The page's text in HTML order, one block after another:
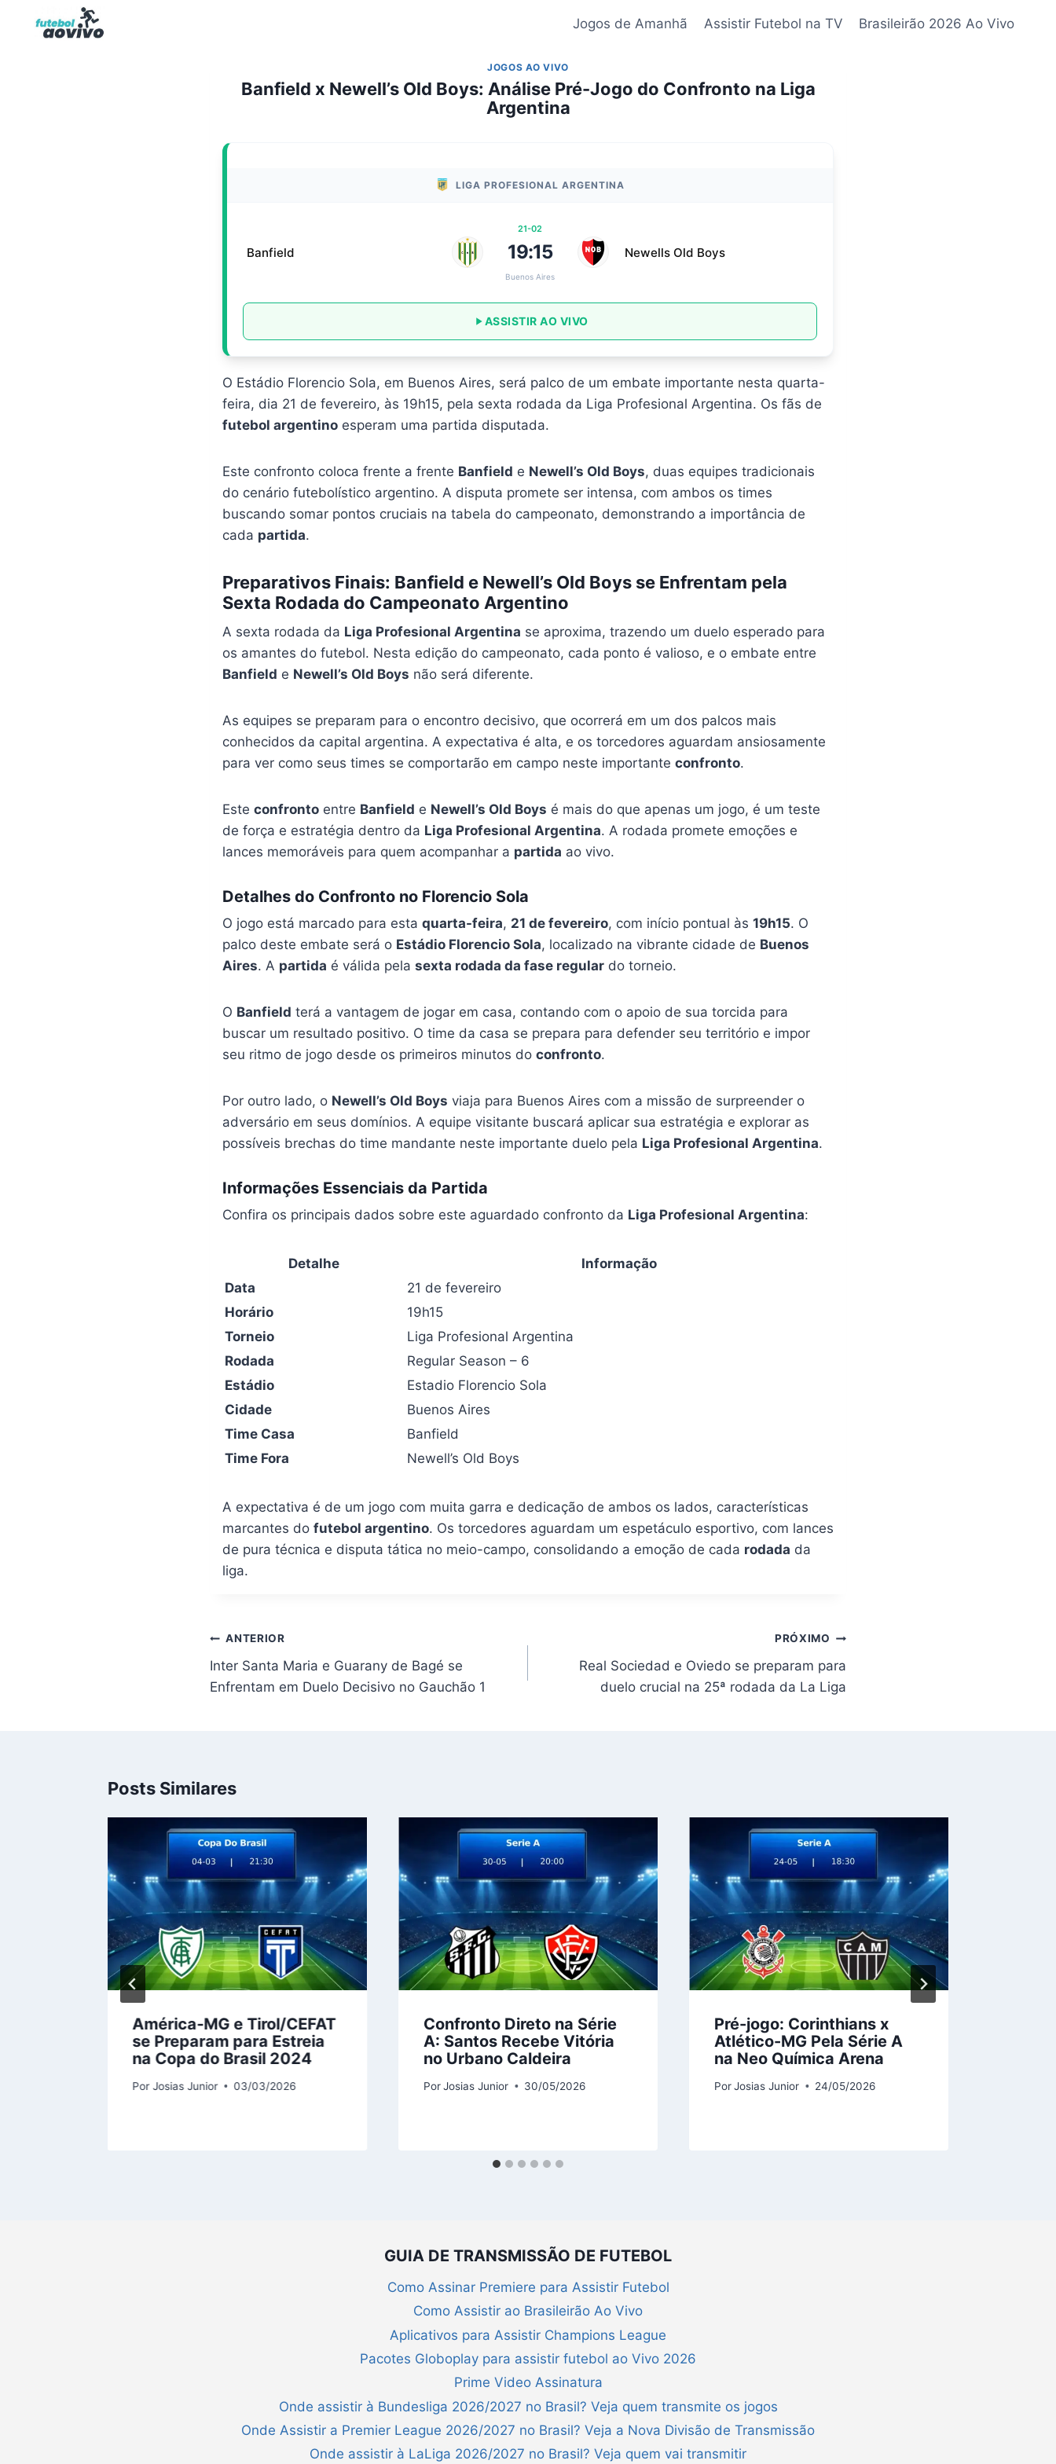
Jogos de Amanhã Assistir Futebol na TV Brasileirão 2026 Ao Vivo
JOGOS AO VIVO
Banfield x Newell’s Old Boys: Análise Pré-Jogo do Confronto na Liga
Argentina
LIGA PROFESIONAL ARGENTINA
Banfield
21-02
19:15
Buenos Aires
Newells Old Boys
ASSISTIR AO VIVO
O Estádio Florencio Sola, em Buenos Aires, será palco de um embate importante nesta quarta-
feira, dia 21 de fevereiro, às 19h15, pela sexta rodada da Liga Profesional Argentina. Os fãs de
futebol argentinoesperam uma partida disputada.
Este confronto coloca frente a frente Banfield e Newell’s Old Boys, duas equipes tradicionais
do cenário futebolístico argentino. A disputa promete ser intensa, com ambos os times
buscando somar pontos cruciais na tabela do campeonato, demonstrando a importância de
cada partida.
Preparativos Finais: Banfield e Newell’s Old Boys se Enfrentam pela
Sexta Rodada do Campeonato Argentino
A sexta rodada da Liga Profesional Argentina se aproxima, trazendo um duelo esperado para
os amantes do futebol. Nesta edição do campeonato, cada ponto é valioso, e o embate entre
Banfield e Newell’s Old Boys não será diferente.
As equipes se preparam para o encontro decisivo, que ocorrerá em um dos palcos mais
conhecidos da capital argentina. A expectativa é alta, e os torcedores aguardam ansiosamente
para ver como seus times se comportarão em campo neste importante confronto.
Este confrontoentre Banfield e Newell’s Old Boys é mais do que apenas um jogo, é um teste
de força e estratégia dentro da Liga Profesional Argentina. A rodada promete emoções e
lances memoráveis para quem acompanhar a partida ao vivo.
Detalhes do Confronto no Florencio Sola
O jogo está marcado para esta quarta-feira, 21 de fevereiro, com início pontual às 19h15. O
palco deste embate será o Estádio Florencio Sola, localizado na vibrante cidade de Buenos
Aires. A partida é válida pela sexta rodada da fase regulardo torneio.
O Banfield terá a vantagem de jogar em casa, contando com o apoio de sua torcida para
buscar um resultado positivo. O time da casa se prepara para defender seu território e impor
seu ritmo de jogo desde os primeiros minutos do confronto.
Por outro lado, o Newell’s Old Boys viaja para Buenos Aires com a missão de surpreender o
adversário em seus domínios. A equipe visitante buscará aplicar sua estratégia e explorar as
possíveis brechas do time mandante neste importante duelo pela Liga Profesional Argentina.
Informações Essenciais da Partida
Confira os principais dados sobre este aguardado confronto da Liga Profesional Argentina:
Detalhe
Informação
Data
21 de fevereiro
Horário
19h15
Torneio
Liga Profesional Argentina
Rodada
Regular Season – 6
Estádio
Estadio Florencio Sola
Cidade
Buenos Aires
Time Casa
Banfield
Time Fora
Newell’s Old Boys
A expectativa é de um jogo com muita garra e dedicação de ambos os lados, características
marcantes do futebol argentino. Os torcedores aguardam um espetáculo esportivo, com lances
de pura técnica e disputa tática no meio-campo, consolidando a emoção de cada rodada da
liga.
Navegação
de
Post
ANTERIOR
Inter Santa Maria e Guarany de Bagé se
Enfrentam em Duelo Decisivo no Gauchão 1
PRÓXIMO
Real Sociedad e Oviedo se preparam para
duelo crucial na 25ª rodada da La Liga
Posts Similares
América-MG e Tirol/CEFAT
se Preparam para Estreia
na Copa do Brasil 2024
PorJosias Junior 03/03/2026
Confronto Direto na Série
A: Santos Recebe Vitória
no Urbano Caldeira
PorJosias Junior 30/05/2026
Pré-jogo: Corinthians x
Atlético-MG Pela Série A
na Neo Química Arena
Por Josias Junior 24/05/2026
GUIA DE TRANSMISSÃO DE FUTEBOL
Como Assinar Premiere para Assistir Futebol
Como Assistir ao Brasileirão Ao Vivo
Aplicativos para Assistir Champions League
Pacotes Globoplay para assistir futebol ao Vivo 2026
Prime Video Assinatura
Onde assistir à Bundesliga 2026/2027 no Brasil? Veja quem transmite os jogos
Onde Assistir a Premier League 2026/2027 no Brasil? Veja a Nova Divisão de Transmissão
Onde assistir à LaLiga 2026/2027 no Brasil? Veja quem vai transmitir